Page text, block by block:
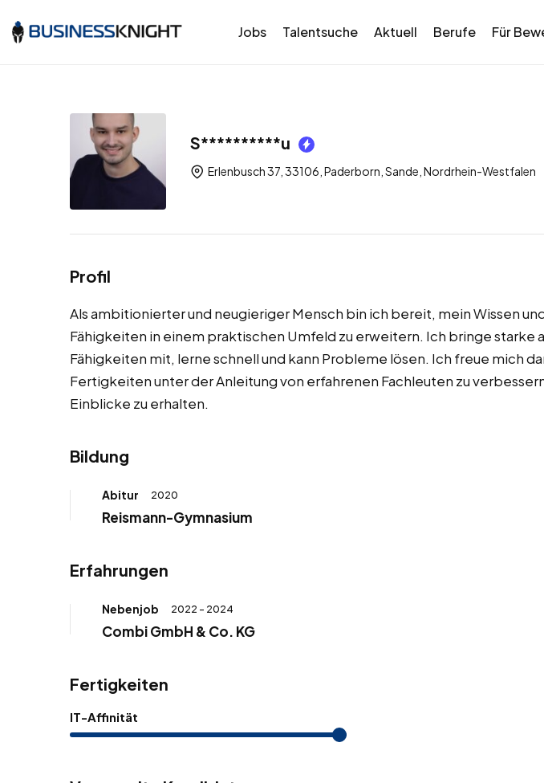
Jobs Talentsuche Aktuell Berufe Für
S**********u
Erlenbusch 37, 33106, Paderborn, Sande, Nordrhein-Westfalen
Profil
Als ambitionierter und neugieriger Mensch bin ich bereit, mein Wissen
Fähigkeiten in einem praktischen Umfeld zu erweitern. Ich bringe starke
Fähigkeiten mit, lerne schnell und kann Probleme lösen. Ich freue mich
Fertigkeiten unter der Anleitung von erfahrenen Fachleuten zu
Einblicke zu erhalten.
Bildung
Abitur 2020
Reismann-Gymnasium
Erfahrungen
Nebenjob 2022 - 2024
Combi GmbH & Co. KG
Fertigkeiten
IT-Affinität